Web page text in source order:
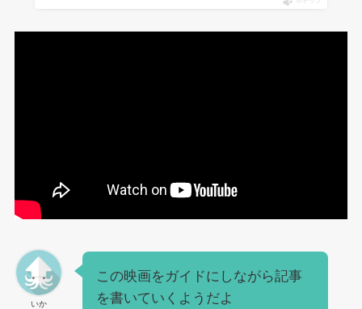
いか
この映画をガイドにしながら記事
を書いていくようだよ